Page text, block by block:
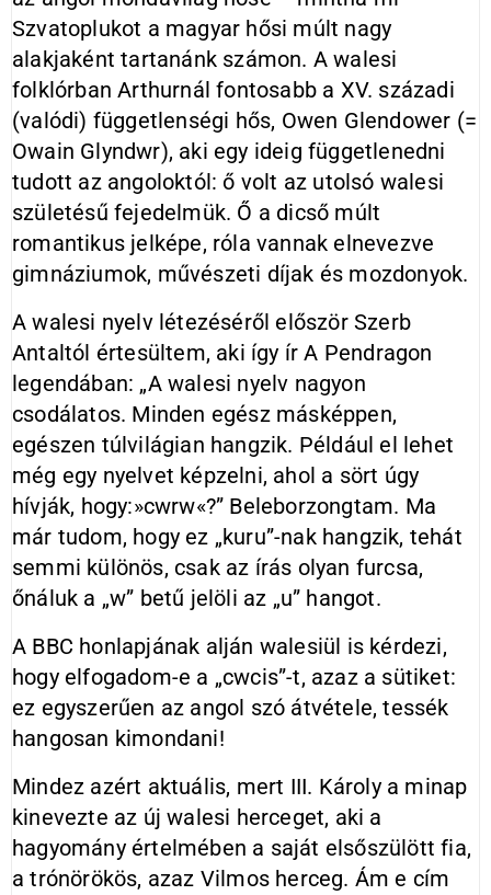
Szvatoplukot a magyar hősi múlt nagy
alakjaként tartanánk számon. A walesi
folklórban Arthurnál fontosabb a XV. századi
(valódi) függetlenségi hős, Owen Glendower (=
Owain Glyndwr), aki egy ideig függetlenedni
tudott az angoloktól: ő volt az utolsó walesi
születésű fejedelmük. Ő a dicső múlt
romantikus jelképe, róla vannak elnevezve
gimnáziumok, művészeti díjak és mozdonyok.
A walesi nyelv létezéséről először Szerb
Antaltól értesültem, aki így ír A Pendragon
legendában: „A walesi nyelv nagyon
csodálatos. Minden egész másképpen,
egészen túlvilágian hangzik. Például el lehet
még egy nyelvet képzelni, ahol a sört úgy
hívják, hogy:»cwrw«?” Beleborzongtam. Ma
már tudom, hogy ez „kuru”-nak hangzik, tehát
semmi különös, csak az írás olyan furcsa,
őnáluk a „w” betű jelöli az „u” hangot.
A BBC honlapjának alján walesiül is kérdezi,
hogy elfogadom-e a „cwcis”-t, azaz a sütiket:
ez egyszerűen az angol szó átvétele, tessék
hangosan kimondani!
Mindez azért aktuális, mert III. Károly a minap
kinevezte az új walesi herceget, aki a
hagyomány értelmében a saját elsőszülött fia,
a trónörökös, azaz Vilmos herceg. Ám e cím